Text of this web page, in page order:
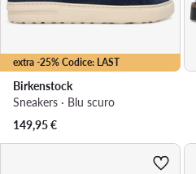
extra -25% Codice: LAST
Birkenstock
Sneakers · Blu scuro
149,95€